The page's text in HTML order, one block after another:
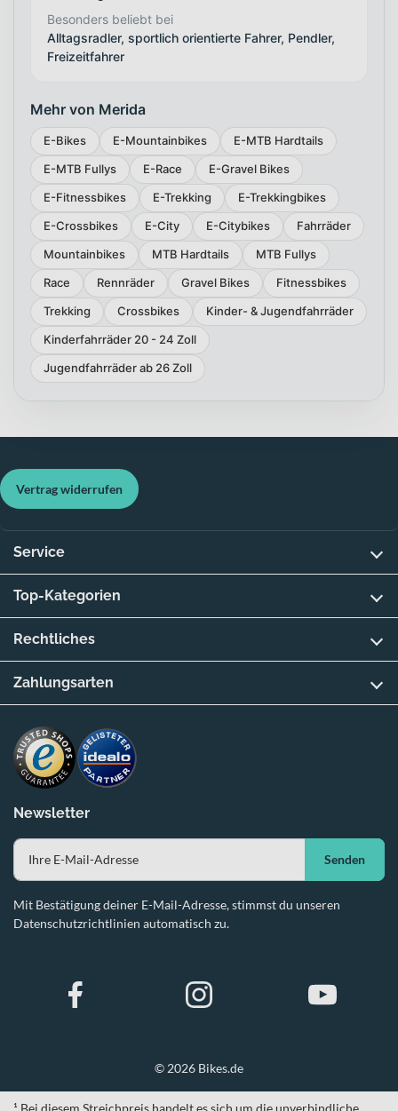
Besonders beliebt bei
Alltagsradler, sportlich orientierte Fahrer, Pendler,
Freizeitfahrer
Mehr von Merida
E-Bikes E-Mountainbikes
E-MTB Hardtails
E-MTB Fullys
E-Race
E-Gravel Bikes
E-Fitnessbikes
E-Trekking
E-Trekkingbikes
E-Crossbikes
E-City E-Citybikes
Fahrräder
Mountainbikes
MTB Hardtails
MTB Fullys
Race
Rennräder Gravel Bikes
Fitnessbikes
Trekking
Crossbikes
Kinder- & Jugendfahrräder
Kinderfahrräder 20 - 24 Zoll
Jugendfahrräder ab 26 Zoll
Newsletter
Senden
Mit Bestätigung deiner E-Mail-Adresse, stimmst du unseren
Datenschutzrichtlinien automatisch zu.
Vertrag widerrufen
Service
Top-Kategorien
Rechtliches
Zahlungsarten
© 2026 Bikes.de
¹ Bei diesem Streichpreis handelt es sich um die unverbindliche